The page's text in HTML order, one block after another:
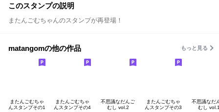
このスタンプの説明
またんごむちゃんのスタンプが再登場！
matangomの他の作品 もっと見る
またんごむちゃ
んスタンプその1
またんごむちゃ
んスタンプその4
不思議なだんご
むし vol.2
またんごむちゃ
んスタンプその3
不思議なだ
むし